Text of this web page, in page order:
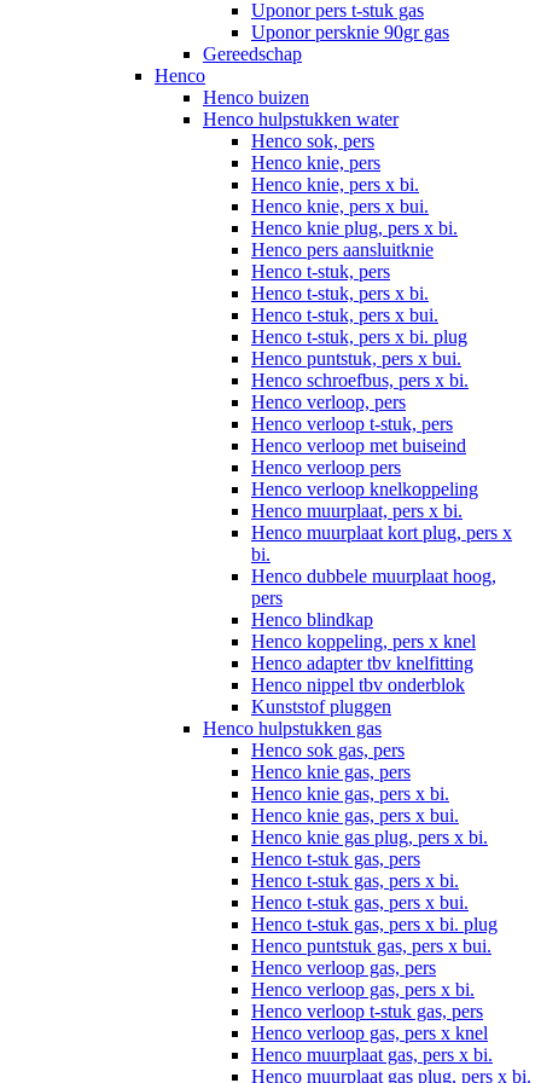
Uponor pers t-stuk gas
Uponor persknie 90gr gas
Gereedschap
Henco
Henco buizen
Henco hulpstukken water
Henco sok, pers
Henco knie, pers
Henco knie, pers x bi.
Henco knie, pers x bui.
Henco knie plug, pers x bi.
Henco pers aansluitknie
Henco t-stuk, pers
Henco t-stuk, pers x bi.
Henco t-stuk, pers x bui.
Henco t-stuk, pers x bi. plug
Henco puntstuk, pers x bui.
Henco schroefbus, pers x bi.
Henco verloop, pers
Henco verloop t-stuk, pers
Henco verloop met buiseind
Henco verloop pers
Henco verloop knelkoppeling
Henco muurplaat, pers x bi.
Henco muurplaat kort plug, pers x
bi.
Henco dubbele muurplaat hoog,
pers
Henco blindkap
Henco koppeling, pers x knel
Henco adapter tbv knelfitting
Henco nippel tbv onderblok
Kunststof pluggen
Henco hulpstukken gas
Henco sok gas, pers
Henco knie gas, pers
Henco knie gas, pers x bi.
Henco knie gas, pers x bui.
Henco knie gas plug, pers x bi.
Henco t-stuk gas, pers
Henco t-stuk gas, pers x bi.
Henco t-stuk gas, pers x bui.
Henco t-stuk gas, pers x bi. plug
Henco puntstuk gas, pers x bui.
Henco verloop gas, pers
Henco verloop gas, pers x bi.
Henco verloop t-stuk gas, pers
Henco verloop gas, pers x knel
Henco muurplaat gas, pers x bi.
Henco muurplaat gas plug, pers x bi.